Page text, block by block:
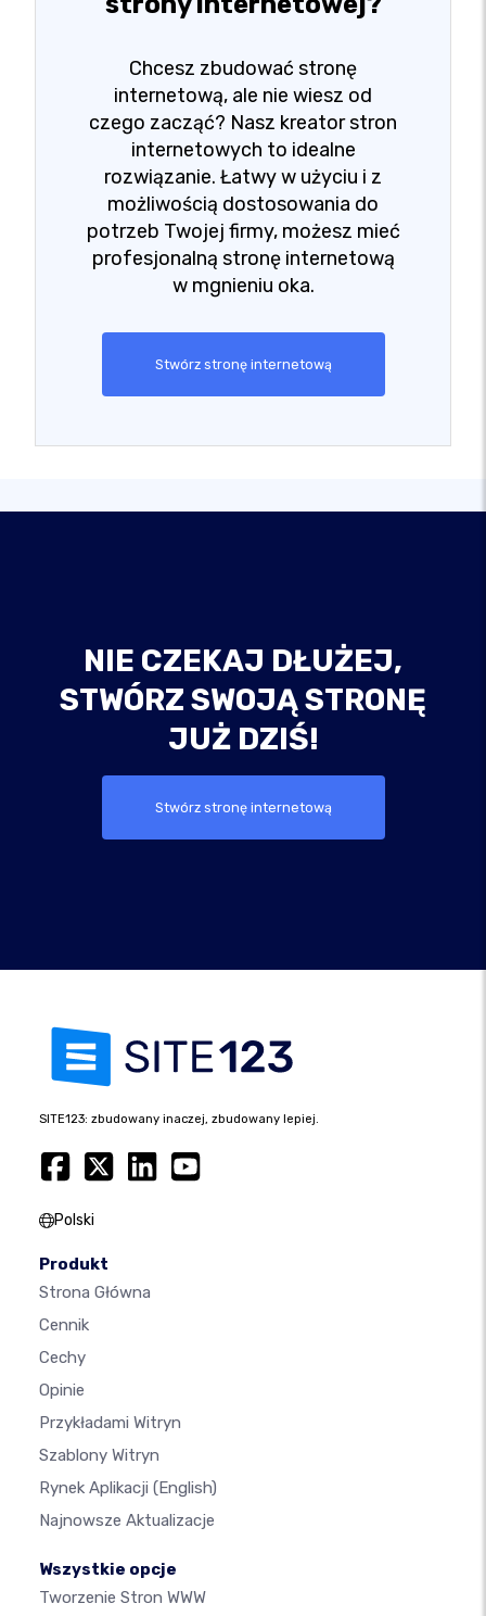
Chcesz zbudować stronę
internetową, ale nie wiesz od
czego zacząć? Nasz kreator stron
internetowych to idealne
rozwiązanie. Łatwy w użyciu i z
możliwością dostosowania do
potrzeb Twojej firmy, możesz mieć
profesjonalną stronę internetową
w mgnieniu oka.
Stwórz stronę internetową
NIE CZEKAJ DŁUŻEJ,
STWÓRZ SWOJĄ STRONĘ
JUŻ DZIŚ!
Stwórz stronę internetową
SITE123: zbudowany inaczej, zbudowany lepiej.
Polski
Produkt
Strona Główna
Cennik
Cechy
Opinie
Przykładami Witryn
Szablony Witryn
Rynek Aplikacji (English)
Najnowsze Aktualizacje
Wszystkie opcje
Tworzenie Stron WWW